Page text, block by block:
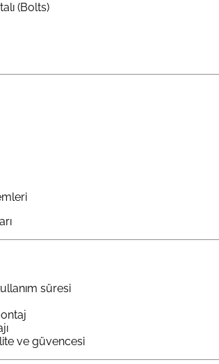
(Bolts)
süresi
ve güvencesi